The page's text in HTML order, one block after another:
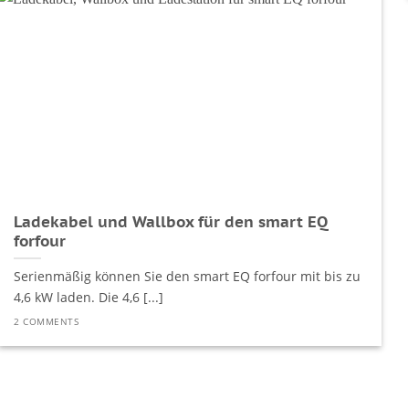
Ladekabel und Wallbox für den smart EQ
forfour
Serienmäßig können Sie den smart EQ forfour mit bis zu
4,6 kW laden. Die 4,6 [...]
2 COMMENTS